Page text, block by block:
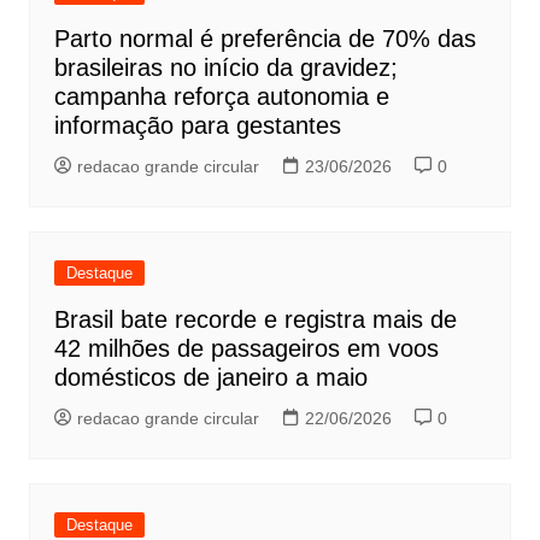
Parto normal é preferência de 70% das
brasileiras no início da gravidez;
campanha reforça autonomia e
informação para gestantes
redacao grande circular 23/06/2026 0
Destaque
Brasil bate recorde e registra mais de
42 milhões de passageiros em voos
domésticos de janeiro a maio
redacao grande circular 22/06/2026 0
Destaque